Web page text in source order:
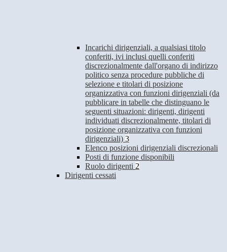
Incarichi dirigenziali, a qualsiasi titolo
conferiti, ivi inclusi quelli conferiti
discrezionalmente dall'organo di indirizzo
politico senza procedure pubbliche di
selezione e titolari di posizione
organizzativa con funzioni dirigenziali (da
pubblicare in tabelle che distinguano le
seguenti situazioni: dirigenti, dirigenti
individuati discrezionalmente, titolari di
posizione organizzativa con funzioni
dirigenziali) 3
Elenco posizioni dirigenziali discrezionali
Posti di funzione disponibili
Ruolo dirigenti 2
Dirigenti cessati